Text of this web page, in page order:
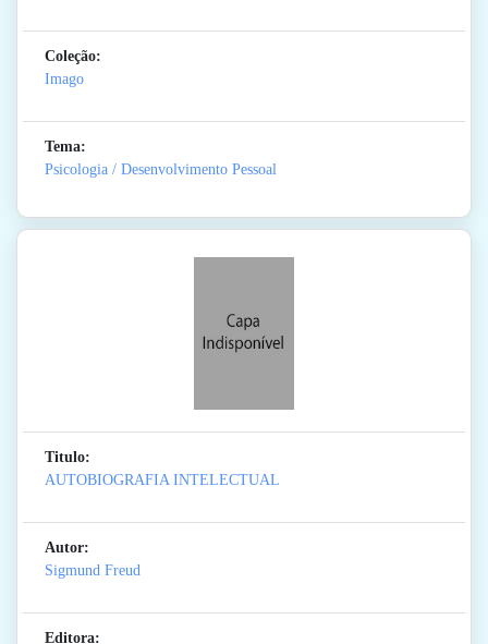
Coleção:
Imago
Tema:
Psicologia / Desenvolvimento Pessoal
Titulo:
AUTOBIOGRAFIA INTELECTUAL
Autor:
Sigmund Freud
Editora: